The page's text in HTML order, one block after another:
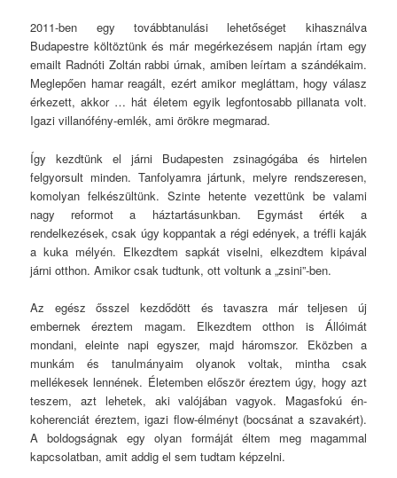
2011-ben egy továbbtanulási lehetőséget kihasználva
Budapestre költöztünk és már megérkezésem napján írtam egy
emailt Radnóti Zoltán rabbi úrnak, amiben leírtam a szándékaim.
Meglepően hamar reagált, ezért amikor megláttam, hogy válasz
érkezett, akkor … hát életem egyik legfontosabb pillanata volt.
Igazi villanófény-emlék, ami örökre megmarad.
Így kezdtünk el járni Budapesten zsinagógába és hirtelen
felgyorsult minden. Tanfolyamra jártunk, melyre rendszeresen,
komolyan felkészültünk. Szinte hetente vezettünk be valami
nagy reformot a háztartásunkban. Egymást érték a
rendelkezések, csak úgy koppantak a régi edények, a tréfli kaják
a kuka mélyén. Elkezdtem sapkát viselni, elkezdtem kipával
járni otthon. Amikor csak tudtunk, ott voltunk a „zsini”-ben.
Az egész ősszel kezdődött és tavaszra már teljesen új
embernek éreztem magam. Elkezdtem otthon is Állóimát
mondani, eleinte napi egyszer, majd háromszor. Eközben a
munkám és tanulmányaim olyanok voltak, mintha csak
mellékesek lennének. Életemben először éreztem úgy, hogy azt
teszem, azt lehetek, aki valójában vagyok. Magasfokú én-
koherenciát éreztem, igazi flow-élményt (bocsánat a szavakért).
A boldogságnak egy olyan formáját éltem meg magammal
kapcsolatban, amit addig el sem tudtam képzelni.